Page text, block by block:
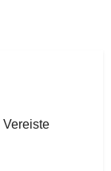
Vereiste